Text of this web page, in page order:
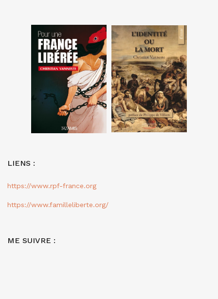
LIENS :
https://www.rpf-france.org
https://www.familleliberte.org/
ME SUIVRE :